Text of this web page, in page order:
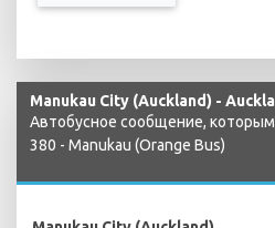
Manukau City (Auckland) -
Автобусное сообщение,
380 - Manukau (Orange Bus)